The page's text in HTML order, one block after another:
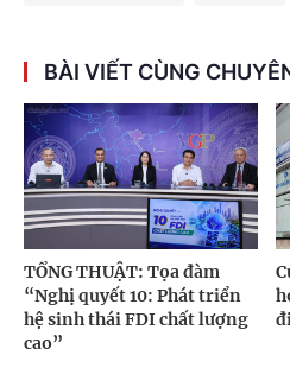
BÀI VIẾT CÙNG
TỔNG THUẬT: Tọa đàm
“Nghị quyết 10: Phát triển
hệ sinh thái FDI chất lượng
cao”